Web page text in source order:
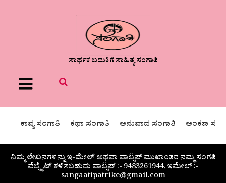
ಸಾರ್ಥಕ ಬದುಕಿಗೆ ಸಾಹಿತ್ಯ ಸಂಗಾತಿ
Menu
ಕಾವ್ಯ ಸಂಗಾತಿ ಕಥಾ ಸಂಗಾತಿ ಅನುವಾದ ಸಂಗಾತಿ ಅಂಕಣ
ನಿಮ್ಮ ಲೇಖನಗಳನ್ನು ಇ-ಮೇಲ್ ಅಥವಾ ವಾಟ್ಸಪ್ ಮುಖಾಂತರ ನಮ್ಮ ಸಂಗತಿ
ವೆಬ್ಸೈಟ್ ಕಳಿಸಬಹುದು ವಾಟ್ಸಪ್‌ :- 9483261944, ಇಮೇಲ್ :-
sangaatipatrike@gmail.com